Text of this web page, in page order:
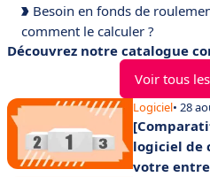
Besoin en fonds de
comment le calculer ?
Découvrez notre catalogue
Voir tous
Logiciel• 28
logiciel de
votre